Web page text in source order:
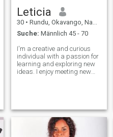
Leticia
30 • Rundu, Okavango, Namibia
Suche: Männlich 45 - 70
I'm a creative and curious
individual with a passion for
learning and exploring new
ideas. I enjoy meeting new
take long walks. cook